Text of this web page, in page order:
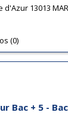
13013
(0)
Bac + 5 -